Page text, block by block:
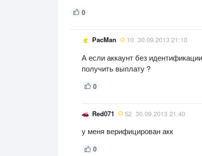
0
PacMan 10 30.09.2013 21:10
А если аккаунт без
получить выплату ?
0
Red071 52 30.09.2013 21:40
у меня верифицирован акк
0